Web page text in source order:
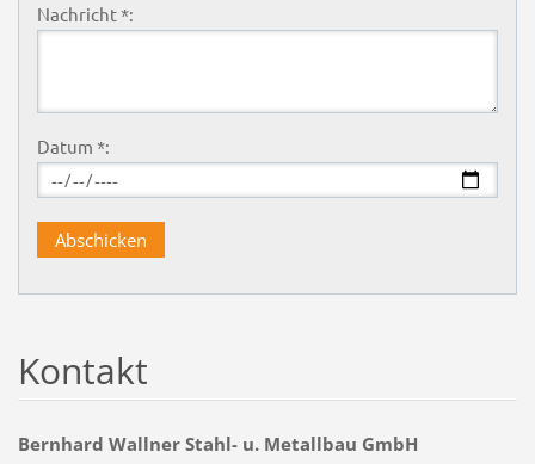
Nachricht *:
Datum *:
Kontakt
Bernhard Wallner Stahl- u. Metallbau GmbH